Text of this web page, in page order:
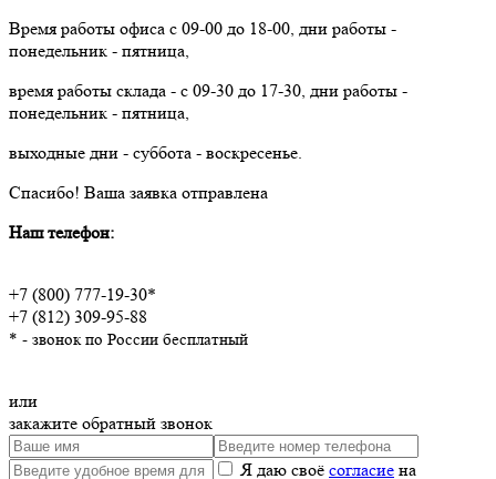
Время работы офиса с 09-00 до 18-00, дни работы -
понедельник - пятница,
время работы склада - с 09-30 до 17-30, дни работы -
понедельник - пятница,
выходные дни - суббота - воскресенье.
Спасибо! Ваша заявка отправлена
Наш телефон:
+7 (800) 777-19-30*
+7 (812) 309-95-88
* - звонок по России бесплатный
или
закажите обратный звонок
Я даю своё согласие на